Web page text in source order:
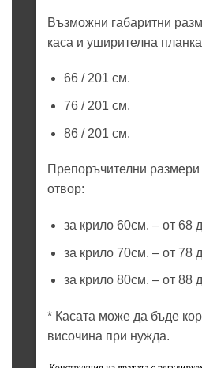
Възможни габаритни
каса и уширителна
66 / 201 см.
76 / 201 см.
86 / 201 см.
Препоръчителни размери
отвор:
за крило 60см. – от 68
за крило 70см. – от 78
за крило 80см. – от 88
* Касата може да бъде
височина при нужда.